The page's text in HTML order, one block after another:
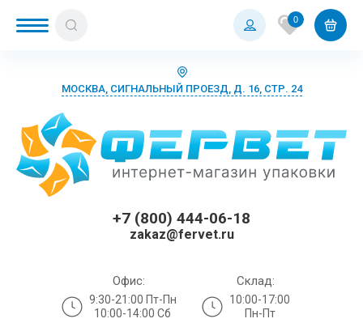
0
МОСКВА, СИГНАЛЬНЫЙ ПРОЕЗД, Д. 16, СТР. 24
+7 (800) 444-06-18
zakaz@fervet.ru
Офис:
9:30-21:00 Пт-Пн
10:00-14:00 Сб
Склад:
10:00-17:00
Пн-Пт